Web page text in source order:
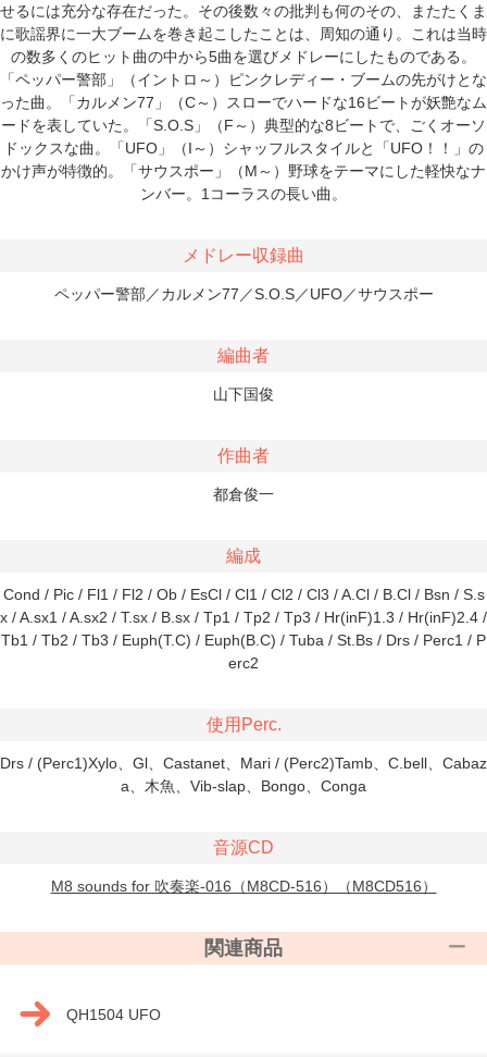
せるには充分な存在だった。その後数々の批判も何のその、またたくま
に歌謡界に一大ブームを巻き起こしたことは、周知の通り。これは当時
の数多くのヒット曲の中から5曲を選びメドレーにしたものである。
「ペッパー警部」（イントロ～）ピンクレディー・ブームの先がけとな
った曲。「カルメン77」（C～）スローでハードな16ビートが妖艶なム
ードを表していた。「S.O.S」（F～）典型的な8ビートで、ごくオーソ
ドックスな曲。「UFO」（I～）シャッフルスタイルと「UFO！！」の
かけ声が特徴的。「サウスポー」（M～）野球をテーマにした軽快なナ
ンバー。1コーラスの長い曲。
メドレー収録曲
ペッパー警部／カルメン77／S.O.S／UFO／サウスポー
編曲者
山下国俊
作曲者
都倉俊一
編成
Cond / Pic / Fl1 / Fl2 / Ob / EsCl / Cl1 / Cl2 / Cl3 / A.Cl / B.Cl / Bsn / S.s
x / A.sx1 / A.sx2 / T.sx / B.sx / Tp1 / Tp2 / Tp3 / Hr(inF)1.3 / Hr(inF)2.4 /
Tb1 / Tb2 / Tb3 / Euph(T.C) / Euph(B.C) / Tuba / St.Bs / Drs / Perc1 / P
erc2
使用Perc.
Drs / (Perc1)Xylo、Gl、Castanet、Mari / (Perc2)Tamb、C.bell、Cabaz
a、木魚、Vib-slap、Bongo、Conga
音源CD
M8 sounds for 吹奏楽-016（M8CD-516）（M8CD516）
関連商品
QH1504 UFO